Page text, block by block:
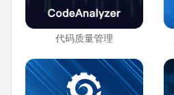
代码质量管理